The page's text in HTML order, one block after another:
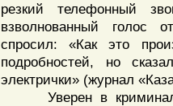
резкий телефонный
взволнованный голос
спросил: «Как это
подробностей, но
электрички» (журнал
Уверен в